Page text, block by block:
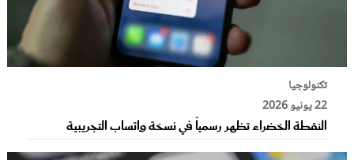
تكنولوجيا
22 يونيو 2026
النقطة الخضراء تظهر رسمياً في نسخة واتساب التجريبية